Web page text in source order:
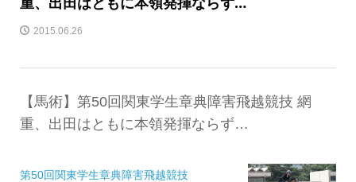
2015.06.26
【馬術】第50回関東学生章典障害飛越競技 網
重、出田はともに本領発揮ならず…
第50回関東学生章典障害飛越競技